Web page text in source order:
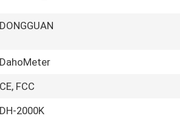
DONGGUAN
DahoMeter
CE, FCC
DH-2000K